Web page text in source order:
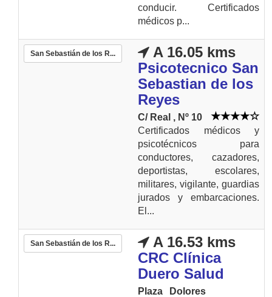
conducir. Certificados
médicos p...
San Sebastián de los R...
A 16.05 kms
Psicotecnico San
Sebastian de los
Reyes
C/ Real , Nº 10
Certificados médicos y
psicotécnicos para
conductores, cazadores,
deportistas, escolares,
militares, vigilante, guardias
jurados y embarcaciones.
El...
San Sebastián de los R...
A 16.53 kms
CRC Clínica
Duero Salud
Plaza Dolores